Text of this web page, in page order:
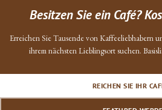
Besitzen Sie ein Café?
Erreichen Sie Tausende von Kaffeeliebhabern
ihrem nächsten Lieblingsort suchen.
REICHEN SIE IHR